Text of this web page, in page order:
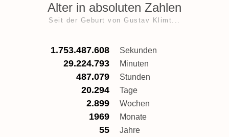
Alter in absoluten Zahlen
Seit der Geburt von Gustav Klimt...
1.753.487.608 Sekunden
29.224.793 Minuten
487.079 Stunden
20.294 Tage
2.899 Wochen
1969 Monate
55 Jahre